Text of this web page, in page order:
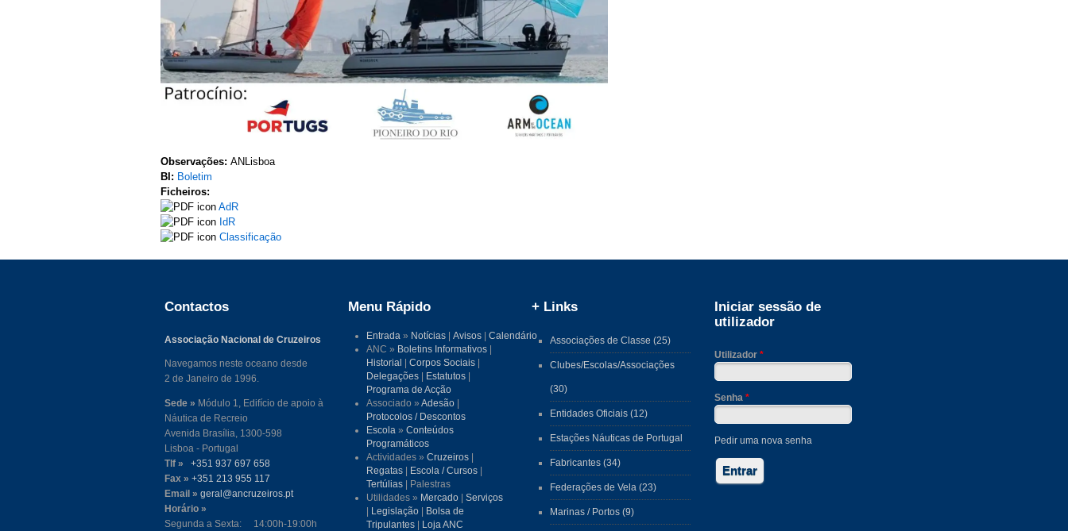
Observações: ANLisboa
BI: Boletim
Ficheiros:
AdR
IdR
Classificação
Contactos
Associação Nacional de Cruzeiros
Navegamos neste oceano desde
2 de Janeiro de 1996.
Sede » Módulo 1, Edifício de apoio à
Náutica de Recreio
Avenida Brasília, 1300-598
Lisboa - Portugal
Tlf »
+351 937 697 658
Fax » +351 213 955 117
Email » geral@ancruzeiros.pt
Horário »
Segunda a Sexta: 14:00h-19:00h
Menu Rápido
Entrada » Notícias |Avisos |Calendário
ANC » Boletins Informativos
Historial
|Corpos Sociais
Delegações
Estatutos
Programa de Acção
Associado »Adesão
Protocolos / Descontos
Escola »Conteúdos
Programáticos
Actividades »Cruzeiros
Regatas
Escola / Cursos
Tertúlias | Palestras
Utilidades » Mercado |Serviços
Legislação
Bolsa de
Tripulantes
Loja ANC
+ Links
Associações de Classe (25)
Clubes/Escolas/Associações
(30)
Entidades Oficiais (12)
Estações Náuticas de Portugal
Fabricantes (34)
Federações de Vela (23)
Marinas / Portos (9)
Iniciar sessão de
utilizador
Utilizador*
Senha*
Pedir uma nova senha